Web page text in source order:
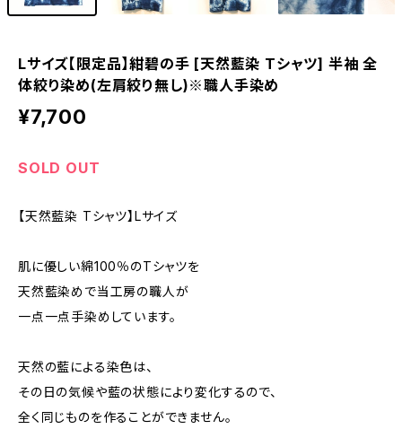
Lサイズ【限定品】紺碧の手 [天然藍染 Tシャツ] 半袖 全
体絞り染め(左肩絞り無し)※職人手染め
¥7,700
SOLD OUT
【天然藍染 Tシャツ】Lサイズ
肌に優しい綿100％のTシャツを
天然藍染めで当工房の職人が
一点一点手染めしています。
天然の藍による染色は、
その日の気候や藍の状態により変化するので、
全く同じものを作ることができません。